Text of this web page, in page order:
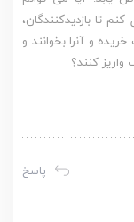
تا بازدیدکنندگان،
و آنرا بخوانند و
کنند؟
پاسخ